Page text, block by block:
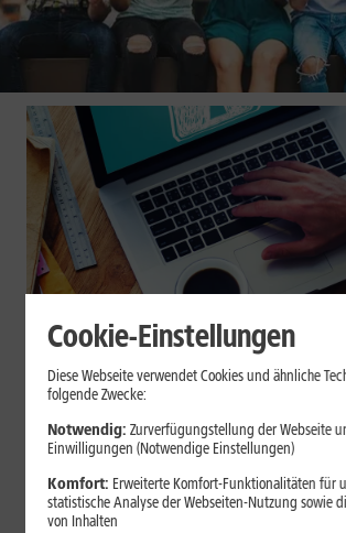
Internet zuhause
Browser-Erweiterungen
nutzen: So erkennst Du
vertrauenswürdige Add-
Browser-Erweiterungen können praktisch sein,
Cookie-Einstellungen
Diese Webseite verwendet Cookies und ähnliche
folgende Zwecke:
Notwendig: Zurverfügungstellung der Webseite
Einwilligungen (Notwendige Einstellungen)
Komfort: Erweiterte Komfort-Funktionalitäten für
statistische Analyse der Webseiten-Nutzung sowie
von Inhalten